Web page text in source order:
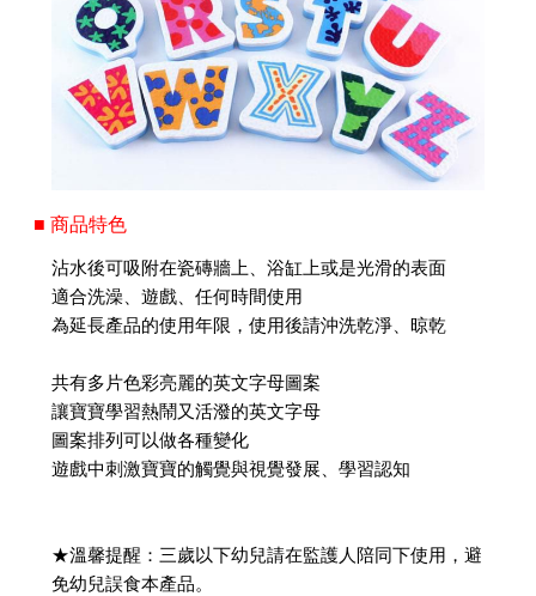
■ 商品特色
沾水後可吸附在瓷磚牆上、浴缸上或是光滑的表面
適合洗澡、遊戲、任何時間使用
為延長產品的使用年限，使用後請沖洗乾淨、晾乾
共有多片色彩亮麗的英文字母圖案
讓寶寶學習熱鬧又活潑的英文字母
圖案排列可以做各種變化
遊戲中刺激寶寶的觸覺與視覺發展、學習認知
★溫馨提醒：三歲以下幼兒請在監護人陪同下使用，避
免幼兒誤食本產品。